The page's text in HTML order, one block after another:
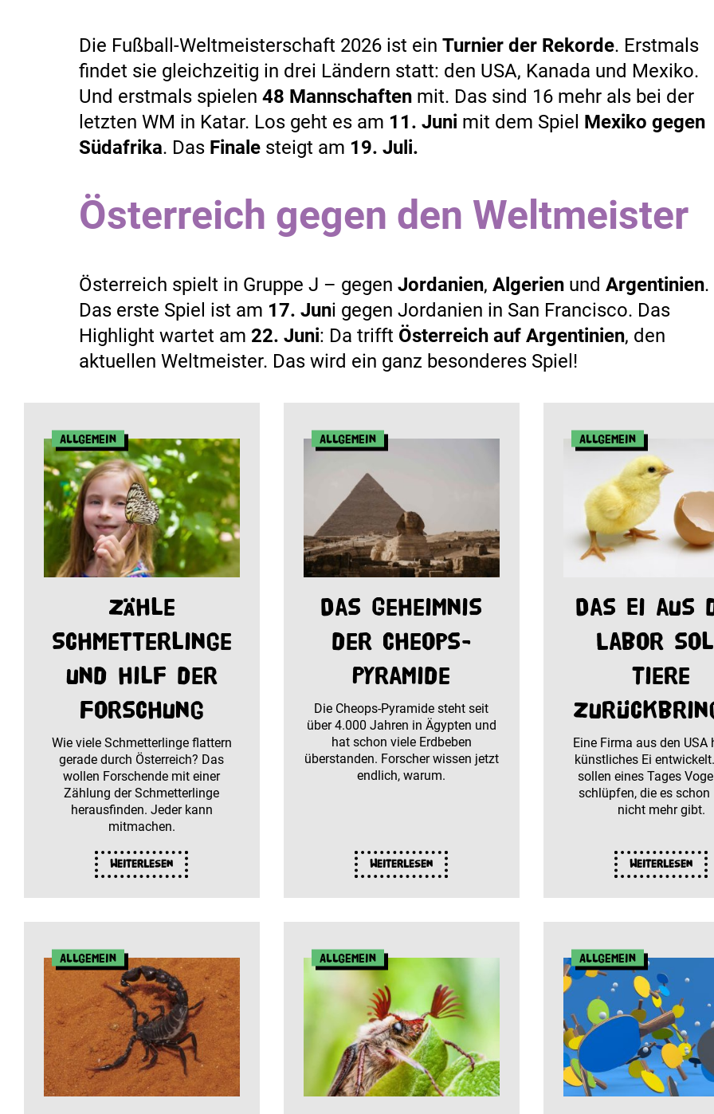
Die Fußball-Weltmeisterschaft 2026 ist ein Turnier der Rekorde. Erstmals
findet sie gleichzeitig in drei Ländern statt: den USA, Kanada und Mexiko.
Und erstmals spielen 48 Mannschaften mit. Das sind 16 mehr als bei der
letzten WM in Katar. Los geht es am 11. Juni mit dem Spiel Mexiko gegen
Südafrika. Das Finale steigt am 19. Juli.
Österreich gegen den Weltmeister
Österreich spielt in Gruppe J – gegen Jordanien, Algerien und Argentinien.
Das erste Spiel ist am 17. Juni gegen Jordanien in San Francisco. Das
Highlight wartet am 22. Juni: Da trifft Österreich auf Argentinien, den
aktuellen Weltmeister. Das wird ein ganz besonderes Spiel!
Allgemein
Zähle
Schmetterlinge
und hilf der
Forschung
Wie viele Schmetterlinge flattern
gerade durch Österreich? Das
wollen Forschende mit einer
Zählung der Schmetterlinge
herausfinden. Jeder kann
mitmachen.
Weiterlesen
Allgemein
Das Geheimnis
der Cheops-
Pyramide
Die Cheops-Pyramide steht seit
über 4.000 Jahren in Ägypten und
hat schon viele Erdbeben
überstanden. Forscher wissen jetzt
endlich, warum.
Weiterlesen
Allgemein
Das Ei aus
Labor
Tiere
Eine Firma aus den USA
künstliches Ei
sollen eines Tages
schlüpfen, die es schon
nicht mehr gibt.
Weiterlesen
Allgemein Allgemein Allgemein